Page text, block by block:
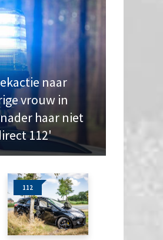
naar
vrouw in
haar niet
112'
112